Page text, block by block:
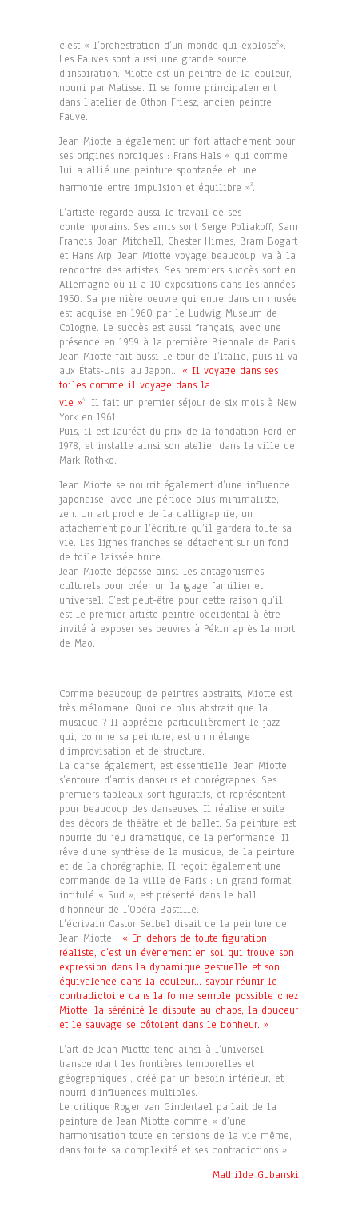
c’est « l’orchestration d’un monde qui explose2».
Les Fauves sont aussi une grande source
d’inspiration. Miotte est un peintre de la couleur,
nourri par Matisse. Il se forme principalement
dans l’atelier de Othon Friesz, ancien peintre
Fauve.
Jean Miotte a également un fort attachement pour
ses origines nordiques : Frans Hals « qui comme
lui a allié une peinture spontanée et une
harmonie entre impulsion et équilibre »3.
L’artiste regarde aussi le travail de ses
contemporains. Ses amis sont Serge Poliakoff, Sam
Francis, Joan Mitchell, Chester Himes, Bram Bogart
et Hans Arp. Jean Miotte voyage beaucoup, va à la
rencontre des artistes. Ses premiers succès sont en
Allemagne où il a 10 expositions dans les années
1950. Sa première oeuvre qui entre dans un musée
est acquise en 1960 par le Ludwig Museum de
Cologne. Le succès est aussi français, avec une
présence en 1959 à la première Biennale de Paris.
Jean Miotte fait aussi le tour de l’Italie, puis il va
aux États-Unis, au Japon… « Il voyage dans ses
toiles comme il voyage dans la
vie »4. Il fait un premier séjour de six mois à New
York en 1961.
Puis, il est lauréat du prix de la fondation Ford en
1978, et installe ainsi son atelier dans la ville de
Mark Rothko.
Jean Miotte se nourrit également d’une influence
japonaise, avec une période plus minimaliste,
zen. Un art proche de la calligraphie, un
attachement pour l’écriture qu’il gardera toute sa
vie. Les lignes franches se détachent sur un fond
de toile laissée brute.
Jean Miotte dépasse ainsi les antagonismes
culturels pour créer un langage familier et
universel. C’est peut-être pour cette raison qu’il
est le premier artiste peintre occidental à être
invité à exposer ses oeuvres à Pékin après la mort
de Mao.
Comme beaucoup de peintres abstraits, Miotte est
très mélomane. Quoi de plus abstrait que la
musique ? Il apprécie particulièrement le jazz
qui, comme sa peinture, est un mélange
d’improvisation et de structure.
La danse également, est essentielle. Jean Miotte
s’entoure d’amis danseurs et chorégraphes. Ses
premiers tableaux sont figuratifs, et représentent
pour beaucoup des danseuses. Il réalise ensuite
des décors de théâtre et de ballet. Sa peinture est
nourrie du jeu dramatique, de la performance. Il
rêve d’une synthèse de la musique, de la peinture
et de la chorégraphie. Il reçoit également une
commande de la ville de Paris : un grand format,
intitulé « Sud », est présenté dans le hall
d’honneur de l’Opéra Bastille.
L’écrivain Castor Seibel disait de la peinture de
Jean Miotte : « En dehors de toute figuration
réaliste, c’est un évènement en soi qui trouve son
expression dans la dynamique gestuelle et son
équivalence dans la couleur… savoir réunir le
contradictoire dans la forme semble possible chez
Miotte, la sérénité le dispute au chaos, la douceur
et le sauvage se côtoient dans le bonheur. »
L’art de Jean Miotte tend ainsi à l’universel,
transcendant les frontières temporelles et
géographiques , créé par un besoin intérieur, et
nourri d’influences multiples.
Le critique Roger van Gindertael parlait de la
peinture de Jean Miotte comme « d’une
harmonisation toute en tensions de la vie même,
dans toute sa complexité et ses contradictions ».
Mathilde Gubanski